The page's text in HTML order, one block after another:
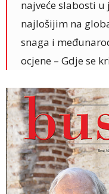
najveće slabosti
najlošijim na
snaga i
ocjene – Gdje se